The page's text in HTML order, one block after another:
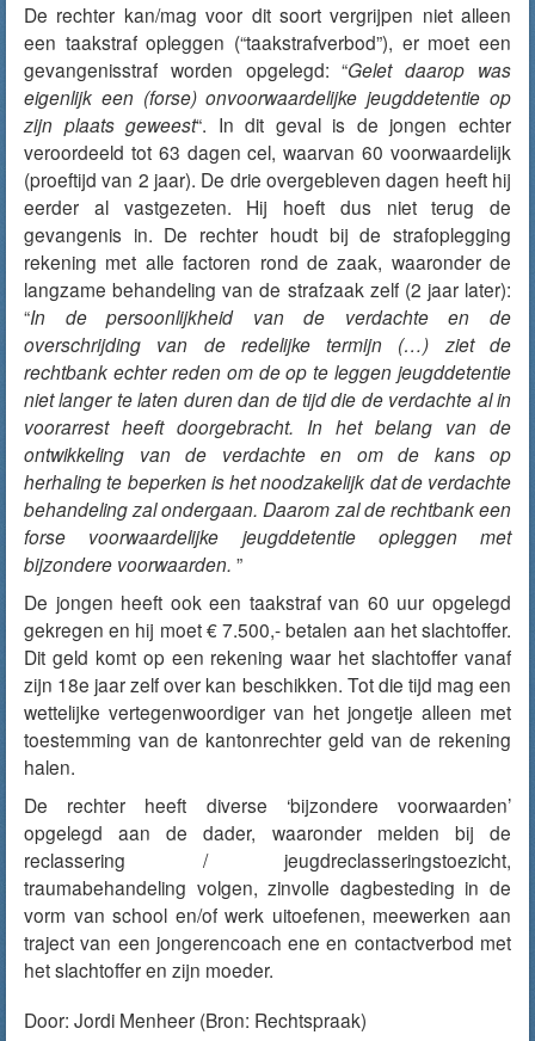
De rechter kan/mag voor dit soort vergrijpen niet alleen
een taakstraf opleggen (“taakstrafverbod”), er moet een
gevangenisstraf worden opgelegd: “Gelet daarop was
eigenlijk een (forse) onvoorwaardelijke jeugddetentie op
zijn plaats geweest“. In dit geval is de jongen echter
veroordeeld tot 63 dagen cel, waarvan 60 voorwaardelijk
(proeftijd van 2 jaar). De drie overgebleven dagen heeft hij
eerder al vastgezeten. Hij hoeft dus niet terug de
gevangenis in. De rechter houdt bij de strafoplegging
rekening met alle factoren rond de zaak, waaronder de
langzame behandeling van de strafzaak zelf (2 jaar later):
“In de persoonlijkheid van de verdachte en de
overschrijding van de redelijke termijn (…) ziet de
rechtbank echter reden om de op te leggen jeugddetentie
niet langer te laten duren dan de tijd die de verdachte al in
voorarrest heeft doorgebracht. In het belang van de
ontwikkeling van de verdachte en om de kans op
herhaling te beperken is het noodzakelijk dat de verdachte
behandeling zal ondergaan. Daarom zal de rechtbank een
forse voorwaardelijke jeugddetentie opleggen met
bijzondere voorwaarden. ”
De jongen heeft ook een taakstraf van 60 uur opgelegd
gekregen en hij moet€ 7.500,-betalen aan het slachtoffer.
Dit geld komt op een rekening waar het slachtoffer vanaf
zijn 18e jaar zelf over kan beschikken. Tot die tijd mag een
wettelijke vertegenwoordiger van het jongetje alleen met
toestemming van de kantonrechter geld van de rekening
halen.
De rechter heeft diverse ‘bijzondere voorwaarden’
opgelegd aan de dader, waaronder melden bij de
reclassering / jeugdreclasseringstoezicht,
traumabehandeling volgen, zinvolle dagbesteding in de
vorm van school en/of werk uitoefenen, meewerken aan
traject van een jongerencoach ene en contactverbod met
het slachtoffer en zijn moeder.
Door: Jordi Menheer (Bron: Rechtspraak)